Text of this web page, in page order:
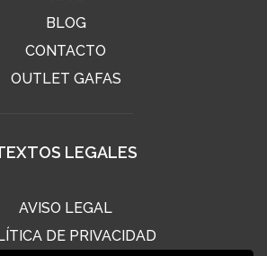
BLOG
CONTACTO
OUTLET GAFAS
LEGALES
AVISO LEGAL
DE PRIVACIDAD